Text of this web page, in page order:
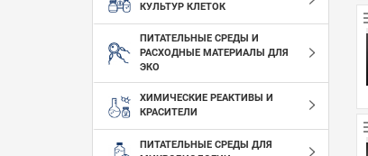
КУЛЬТУР КЛЕТОК
ПИТАТЕЛЬНЫЕ СРЕДЫ И
РАСХОДНЫЕ МАТЕРИАЛЫ ДЛЯ
ЭКО
ХИМИЧЕСКИЕ РЕАКТИВЫ И
КРАСИТЕЛИ
ПИТАТЕЛЬНЫЕ СРЕДЫ ДЛЯ